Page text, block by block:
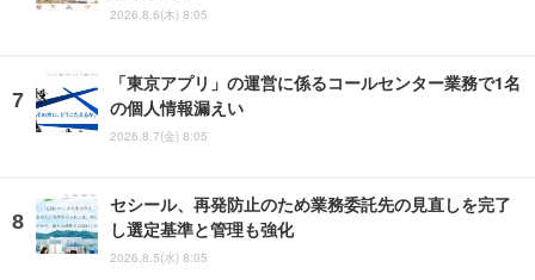
2026.8.6(木) 8:05
「東京アプリ」の運営に係るコールセンター業務で1名
の個人情報漏えい
2026.8.7(金) 8:05
セシール、再発防止のため業務委託先の見直しを完了
し選定基準と管理も強化
2026.8.5(水) 8:05